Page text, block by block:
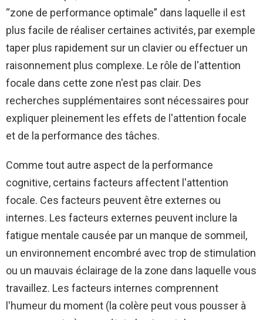
“zone de performance optimale” dans laquelle il est
plus facile de réaliser certaines activités, par exemple
taper plus rapidement sur un clavier ou effectuer un
raisonnement plus complexe. Le rôle de l'attention
focale dans cette zone n'est pas clair. Des
recherches supplémentaires sont nécessaires pour
expliquer pleinement les effets de l'attention focale
et de la performance des tâches.
Comme tout autre aspect de la performance
cognitive, certains facteurs affectent l'attention
focale. Ces facteurs peuvent être externes ou
internes. Les facteurs externes peuvent inclure la
fatigue mentale causée par un manque de sommeil,
un environnement encombré avec trop de stimulation
ou un mauvais éclairage de la zone dans laquelle vous
travaillez. Les facteurs internes comprennent
l'humeur du moment (la colère peut vous pousser à